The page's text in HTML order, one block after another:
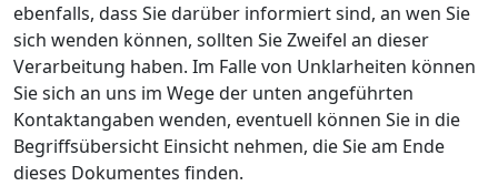
ebenfalls, dass Sie darüber informiert sind, an wen Sie
sich wenden können, sollten Sie Zweifel an dieser
Verarbeitung haben. Im Falle von Unklarheiten können
Sie sich an uns im Wege der unten angeführten
Kontaktangaben wenden, eventuell können Sie in die
Begriffsübersicht Einsicht nehmen, die Sie am Ende
dieses Dokumentes finden.